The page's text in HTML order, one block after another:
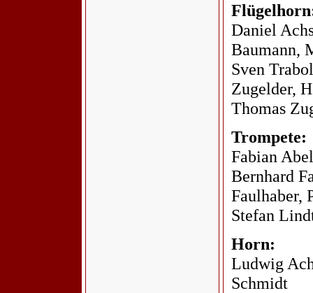
Daniel
Baumann,
Sven
Zugelder,
Thomas
Trompete:
Fabian
Bernhard
Faulhaber,
Stefan
Horn:
Ludwig
Schmidt